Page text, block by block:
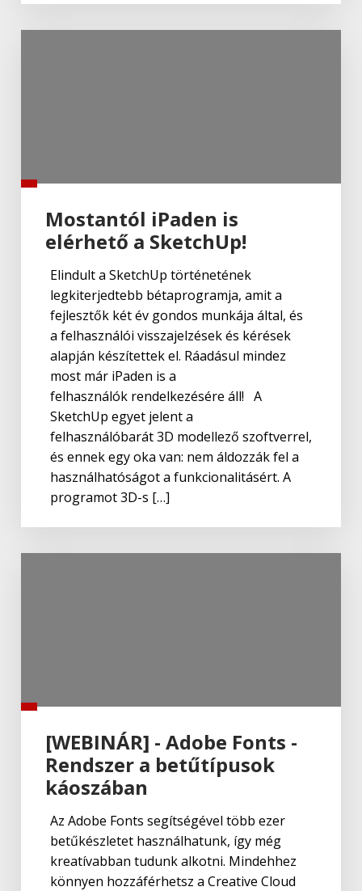
Mostantól iPaden is
elérhető a SketchUp!
Elindult a SketchUp történetének
legkiterjedtebb bétaprogramja, amit a
fejlesztők két év gondos munkája által, és
a felhasználói visszajelzések és kérések
alapján készítettek el. Ráadásul mindez
most már iPaden is a
felhasználók rendelkezésére áll! A
SketchUp egyet jelent a
felhasználóbarát 3D modellező szoftverrel,
és ennek egy oka van: nem áldozzák fel a
használhatóságot a funkcionalitásért. A
programot 3D-s […]
[WEBINÁR] - Adobe Fonts -
Rendszer a betűtípusok
káoszában
Az Adobe Fonts segítségével több ezer
betűkészletet használhatunk, így még
kreatívabban tudunk alkotni. Mindehhez
könnyen hozzáférhetsz a Creative Cloud